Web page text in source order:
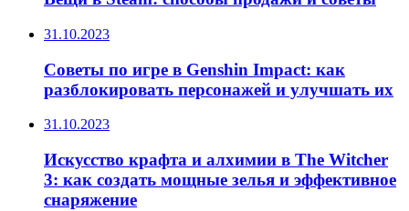
31.10.2023
Советы по игре в Genshin Impact: как
разблокировать персонажей и улучшать их
31.10.2023
Искусство крафта и алхимии в The Witcher
3: как создать мощные зелья и эффективное
снаряжение